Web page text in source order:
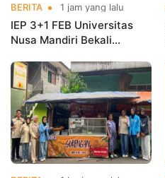
BERITA 1 jam yang lalu
IEP 3+1 FEB Universitas
Nusa Mandiri Bekali
Kerja Sebelum Lulus